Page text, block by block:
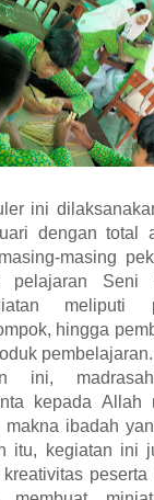
ini
dengan total
masing
pelajaran Seni
meliputi
hingga
pembelajaran.
ini,
kepada Allah
makna ibadah
itu, kegiatan ini
kreativitas